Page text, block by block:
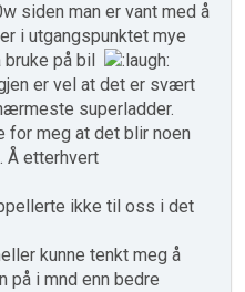
siden man er vant med å
i utgangspunktet mye
bruke på bil
er vel at det er svært
superladder.
for meg at det blir noen
Å etterhvert
ikke til oss i det
kunne tenkt meg å
på i mnd enn bedre